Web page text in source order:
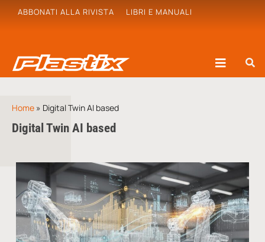
ABBONATI ALLA RIVISTA LIBRI E MANUALI
Home » Digital Twin AI based
Digital Twin AI based